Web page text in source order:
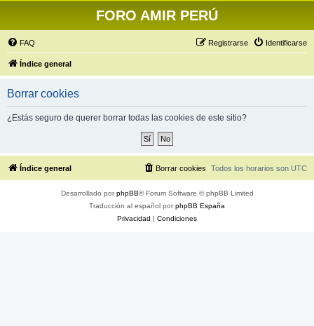
FORO AMIR PERÚ
FAQ Identificarse
Registrarse
Índice general
Borrar cookies
¿Estás seguro de querer borrar todas las cookies de este sitio?
Índice general Todos los horarios son UTC
Borrar cookies
Desarrollado porphpBB® Forum Software © phpBB Limited
Traducción al español porphpBB España
Privacidad | Condiciones